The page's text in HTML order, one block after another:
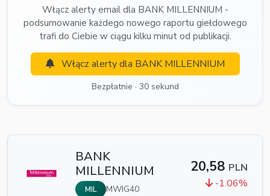
Włącz alerty email dla BANK MILLENNIUM -
podsumowanie każdego nowego raportu giełdowego
trafi do Ciebie w ciągu kilku minut od publikacji.
Włącz alerty dla BANK MILLENNIUM
Bezpłatnie · 30 sekund
BANK
MILLENNIUM
MIL MWIG40
20,58 PLN
-1.06%